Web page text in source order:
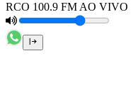
RCO 100.9 FM AO VIVO